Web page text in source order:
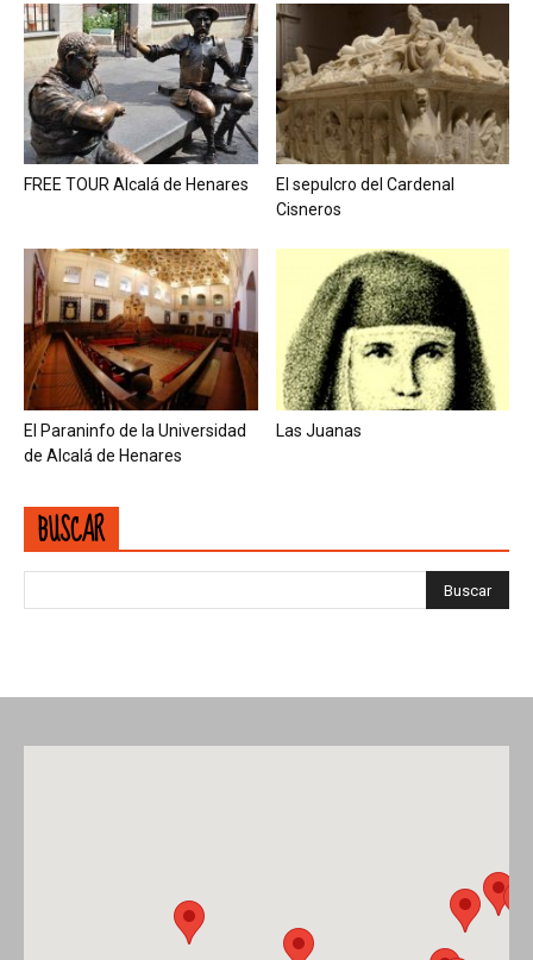
FREE TOUR Alcalá de Henares
El sepulcro del Cardenal
Cisneros
El Paraninfo de la Universidad
de Alcalá de Henares
Las Juanas
BUSCAR